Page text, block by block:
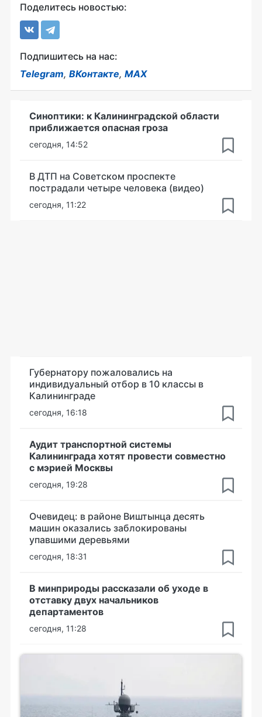
Поделитесь новостью:
Подпишитесь на нас:
Telegram, ВКонтакте, MAX
Синоптики: к Калининградской области
приближается опасная гроза
сегодня, 14:52
В ДТП на Советском проспекте
пострадали четыре человека (видео)
сегодня, 11:22
Губернатору пожаловались на
индивидуальный отбор в 10 классы в
Калининграде
сегодня, 16:18
Аудит транспортной системы
Калининграда хотят провести совместно
с мэрией Москвы
сегодня, 19:28
Очевидец: в районе Виштынца десять
машин оказались заблокированы
упавшими деревьями
сегодня, 18:31
В минприроды рассказали об уходе в
отставку двух начальников
департаментов
сегодня, 11:28